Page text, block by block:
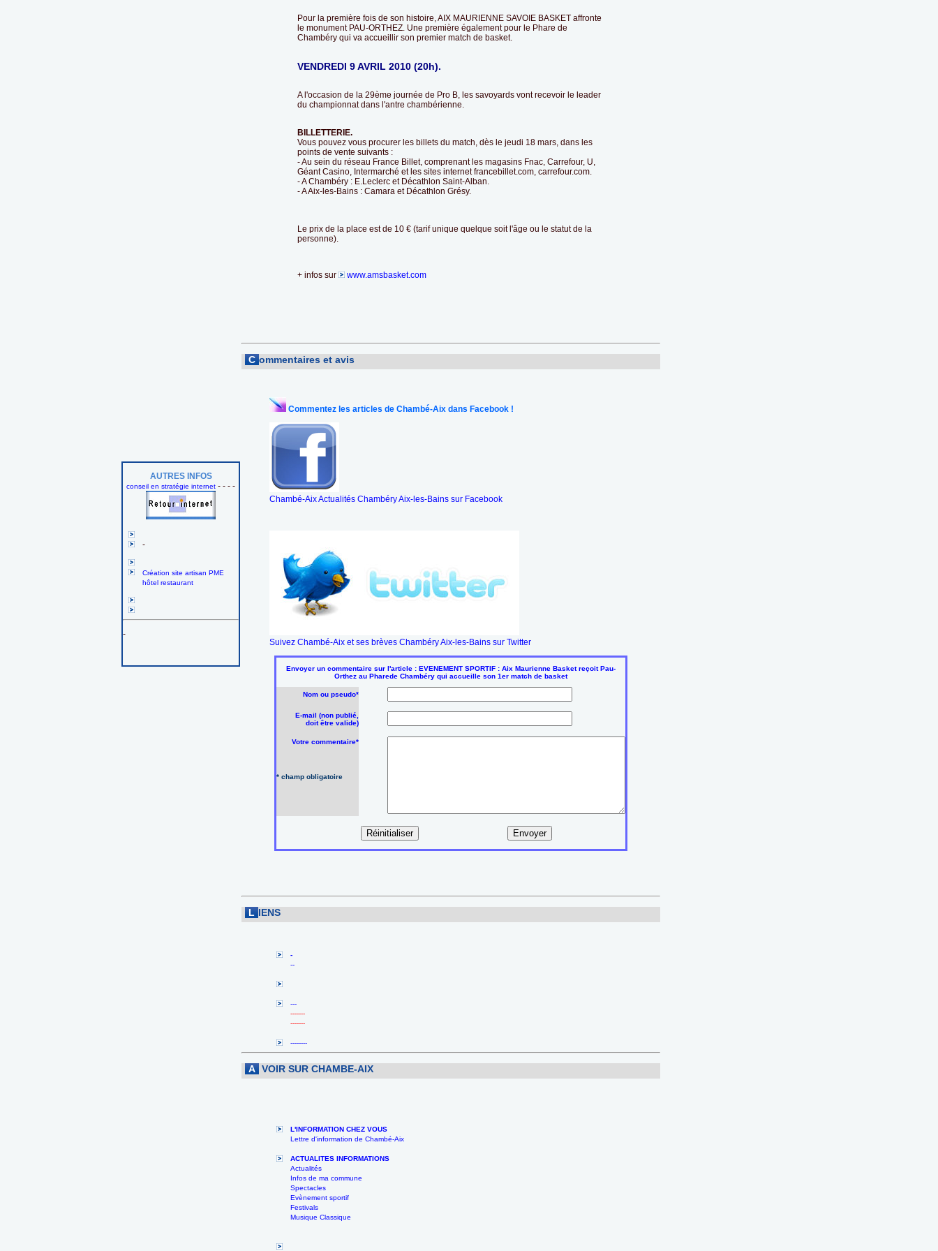
AUTRES INFOS
conseil en stratégie internet - - - -
-
Création site artisan PME
hôtel restaurant
-
Pour la première fois de son histoire, AIX MAURIENNE SAVOIE BASKET affronte
le monument PAU-ORTHEZ. Une première également pour le Phare de
Chambéry qui va accueillir son premier match de basket.
VENDREDI 9 AVRIL 2010 (20h).
A l'occasion de la 29ème journée de Pro B, les savoyards vont recevoir le leader
du championnat dans l'antre chambérienne.
BILLETTERIE.
Vous pouvez vous procurer les billets du match, dès le jeudi 18 mars, dans les
points de vente suivants :
- Au sein du réseau France Billet, comprenant les magasins Fnac, Carrefour, U,
Géant Casino, Intermarché et les sites internet francebillet.com, carrefour.com.
- A Chambéry : E.Leclerc et Décathlon Saint-Alban.
- A Aix-les-Bains : Camara et Décathlon Grésy.
Le prix de la place est de 10 € (tarif unique quelque soit l'âge ou le statut de la
personne).
+ infos sur www.amsbasket.com
C ommentaires et avis
Commentez les articles de Chambé-Aix dans Facebook !
Chambé-Aix Actualités Chambéry Aix-les-Bains sur Facebook
Suivez Chambé-Aix et ses brèves Chambéry Aix-les-Bains sur Twitter
Envoyer un commentaire sur l'article : EVENEMENT SPORTIF : Aix Maurienne Basket reçoit Pau-
Orthez au Pharede Chambéry qui accueille son 1er match de basket
Nom ou pseudo*
E-mail (non publié,
doit être valide)
Votre commentaire*
* champ obligatoire
L IENS
-
--
---
-------
-------
--------
A VOIR SUR CHAMBE-AIX
L'INFORMATION CHEZ VOUS
Lettre d'information de Chambé-Aix
ACTUALITES INFORMATIONS
Actualités
Infos de ma commune
Spectacles
Evènement sportif
Festivals
Musique Classique